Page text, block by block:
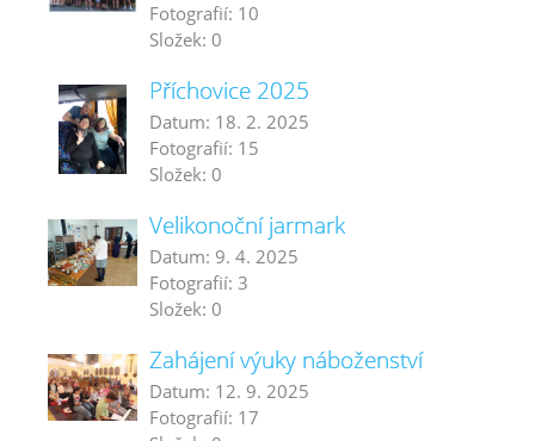
Fotografií: 10
Složek: 0
Příchovice 2025
Datum: 18. 2. 2025
Fotografií: 15
Složek: 0
Velikonoční jarmark
Datum: 9. 4. 2025
Fotografií: 3
Složek: 0
Zahájení výuky náboženství
Datum: 12. 9. 2025
Fotografií: 17